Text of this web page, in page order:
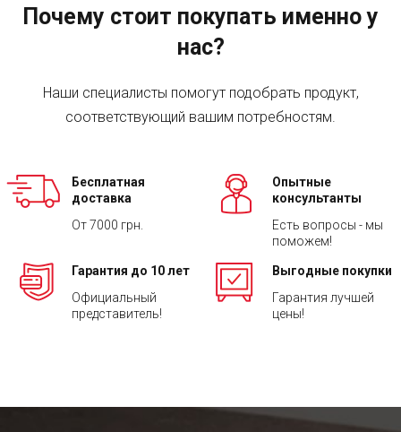
Почему стоит покупать именно у
нас?
Наши специалисты помогут подобрать продукт,
соответствующий вашим потребностям.
Бесплатная
доставка
От 7000 грн.
Опытные
консультанты
Есть вопросы - мы
поможем!
Гарантия до 10 лет
Официальный
представитель!
Выгодные покупки
Гарантия лучшей
цены!